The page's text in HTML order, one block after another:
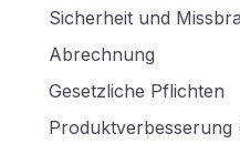
Sicherheit und
Abrechnung
Gesetzliche Pflichten
Produktverbesserung